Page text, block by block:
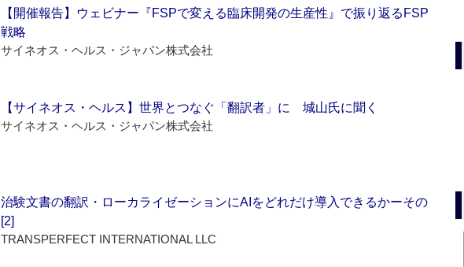
【開催報告】ウェビナー『FSPで変える臨床開発の生産性』で振り返るFSP
戦略
サイネオス・ヘルス・ジャパン株式会社
【サイネオス・ヘルス】世界とつなぐ「翻訳者」に 城山氏に聞く
サイネオス・ヘルス・ジャパン株式会社
治験文書の翻訳・ローカライゼーションにAIをどれだけ導入できるかーその
[2]
TRANSPERFECT INTERNATIONAL LLC